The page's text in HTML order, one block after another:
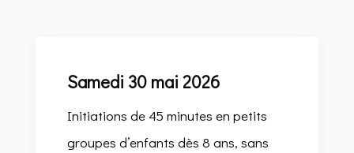
Samedi 30 mai 2026
Initiations de 45 minutes en petits
groupes d’enfants dès 8 ans, sans